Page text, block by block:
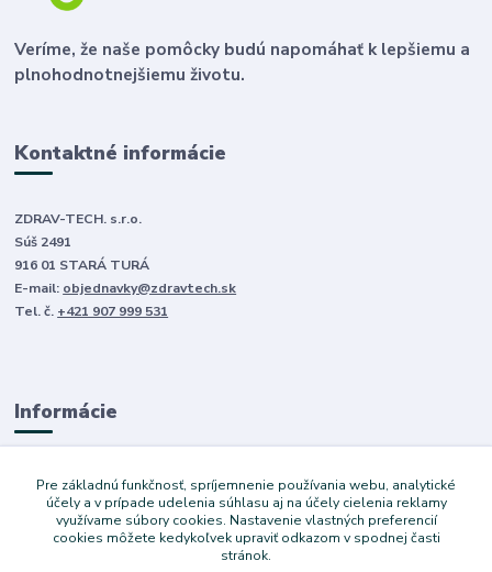
Veríme, že naše pomôcky budú napomáhať k lepšiemu a
plnohodnotnejšiemu životu.
Kontaktné informácie
ZDRAV-TECH. s.r.o.
Súš 2491
916 01 STARÁ TURÁ
E-mail: objednavky@zdravtech.sk
Tel. č. +421 907 999 531
Informácie
O nás
Obchodné podmienky
Ochrana súkromia
Služby
Pre základnú funkčnosť, spríjemnenie používania webu, analytické
účely a v prípade udelenia súhlasu aj na účely cielenia reklamy
využívame súbory cookies. Nastavenie vlastných preferencií
cookies môžete kedykoľvek upraviť odkazom v spodnej časti
stránok.